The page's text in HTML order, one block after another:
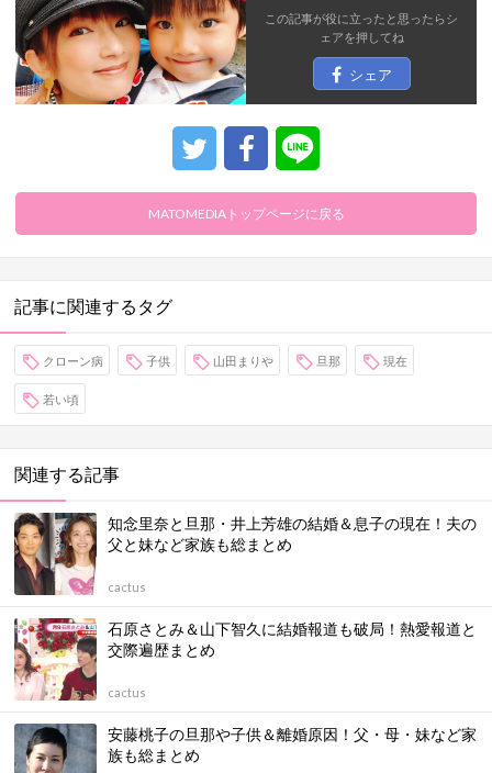
この記事が役に立ったと思ったらシ
ェアを押してね
シェア
MATOMEDIAトップページに戻る
記事に関連するタグ
クローン病 子供 山田まりや 旦那 現在
若い頃
関連する記事
知念里奈と旦那・井上芳雄の結婚＆息子の現在！夫の
父と妹など家族も総まとめ
cactus
石原さとみ＆山下智久に結婚報道も破局！熱愛報道と
交際遍歴まとめ
cactus
安藤桃子の旦那や子供＆離婚原因！父・母・妹など家
族も総まとめ